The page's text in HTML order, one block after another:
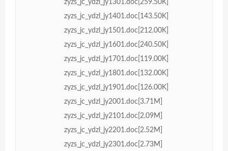
zyzs_jc_ydzl_jy1301.doc[259.50K]
zyzs_jc_ydzl_jy1401.doc[143.50K]
zyzs_jc_ydzl_jy1501.doc[212.00K]
zyzs_jc_ydzl_jy1601.doc[240.50K]
zyzs_jc_ydzl_jy1701.doc[119.00K]
zyzs_jc_ydzl_jy1801.doc[132.00K]
zyzs_jc_ydzl_jy1901.doc[126.00K]
zyzs_jc_ydzl_jy2001.doc[3.71M]
zyzs_jc_ydzl_jy2101.doc[2.09M]
zyzs_jc_ydzl_jy2201.doc[2.52M]
zyzs_jc_ydzl_jy2301.doc[2.73M]